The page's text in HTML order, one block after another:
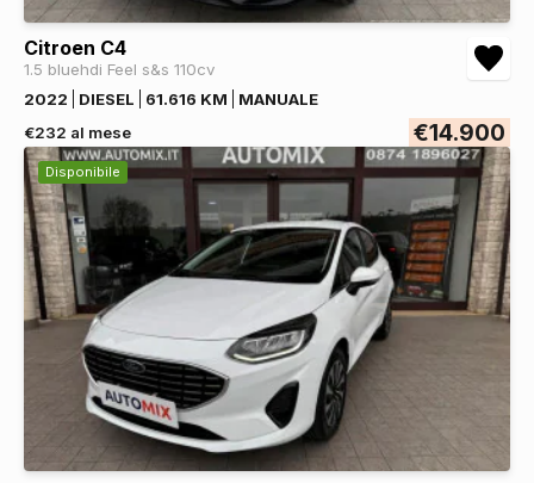
Citroen C4
1.5 bluehdi Feel s&s 110cv
2022
DIESEL 61.616 KM
MANUALE
€232 al mese
€14.900
Disponibile